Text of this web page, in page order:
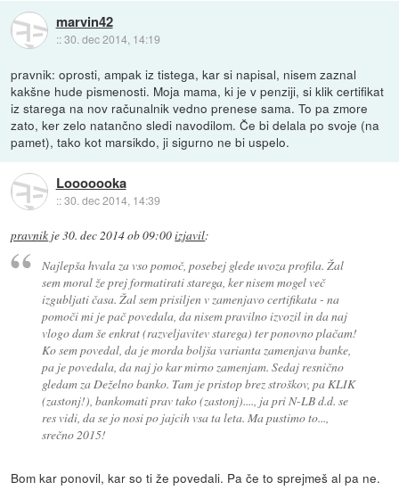
marvin42
::30. dec 2014, 14:19
pravnik: oprosti, ampak iz tistega, kar si napisal, nisem zaznal
kakšne hude pismenosti. Moja mama, ki je v penziji, si klik certifikat
iz starega na nov računalnik vedno prenese sama. To pa zmore
zato, ker zelo natančno sledi navodilom. Če bi delala po svoje (na
pamet), tako kot marsikdo, ji sigurno ne bi uspelo.
Looooooka
::30. dec 2014, 14:39
pravnik je30. dec 2014 ob 09:00izjavil:
Najlepša hvala za vso pomoč, posebej glede uvoza profila. Žal
sem moral že prej formatirati starega, ker nisem mogel več
izgubljati časa. Žal sem prisiljen v zamenjavo certifikata - na
pomoči mi je pač povedala, da nisem pravilno izvozil in da naj
vlogo dam še enkrat (razveljavitev starega) ter ponovno plačam!
Ko sem povedal, da je morda boljša varianta zamenjava banke,
pa je povedala, da naj jo kar mirno zamenjam. Sedaj resnično
gledam za Deželno banko. Tam je pristop brez stroškov, pa KLIK
(zastonj!), bankomati prav tako (zastonj)...., ja pri N-LB d.d. se
res vidi, da se jo nosi po jajcih vsa ta leta. Ma pustimo to...,
srečno 2015!
Bom kar ponovil, kar so ti že povedali. Pa če to sprejmeš al pa ne.